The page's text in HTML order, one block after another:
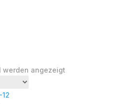
werden angezeigtNach